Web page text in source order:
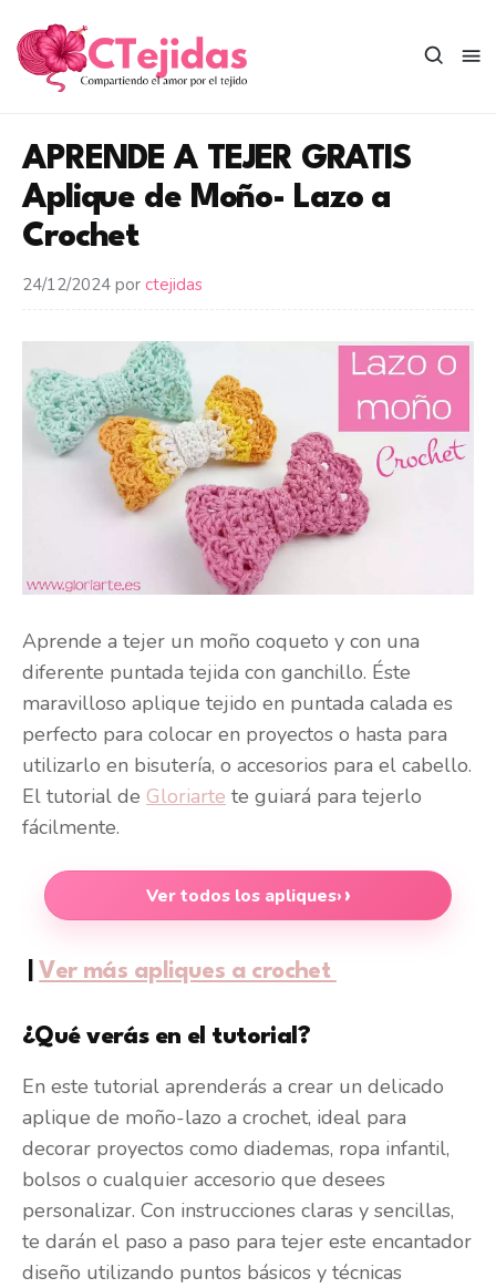
contenido
APRENDE A TEJER GRATIS
Aplique de Moño- Lazo a
Crochet
24/12/2024 por ctejidas
Aprende a tejer un moño coqueto y con una
diferente puntada tejida con ganchillo. Éste
maravilloso aplique tejido en puntada calada es
perfecto para colocar en proyectos o hasta para
utilizarlo en bisutería, o accesorios para el cabello.
El tutorial de Gloriarte te guiará para tejerlo
fácilmente.
Ver todos los apliques›
Ver más apliques a crochet
¿Qué verás en el tutorial?
En este tutorial aprenderás a crear un delicado
aplique de moño-lazo a crochet, ideal para
decorar proyectos como diademas, ropa infantil,
bolsos o cualquier accesorio que desees
personalizar. Con instrucciones claras y sencillas,
te darán el paso a paso para tejer este encantador
diseño utilizando puntos básicos y técnicas